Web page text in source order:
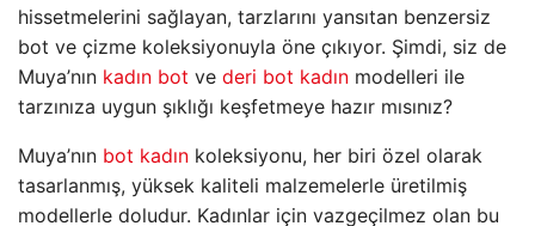
hissetmelerini sağlayan, tarzlarını yansıtan benzersiz
bot ve çizme koleksiyonuyla öne çıkıyor. Şimdi, siz de
Muya’nın kadın bot ve deri bot kadın modelleri ile
tarzınıza uygun şıklığı keşfetmeye hazır mısınız?
Muya’nın bot kadın koleksiyonu, her biri özel olarak
tasarlanmış, yüksek kaliteli malzemelerle üretilmiş
modellerle doludur. Kadınlar için vazgeçilmez olan bu